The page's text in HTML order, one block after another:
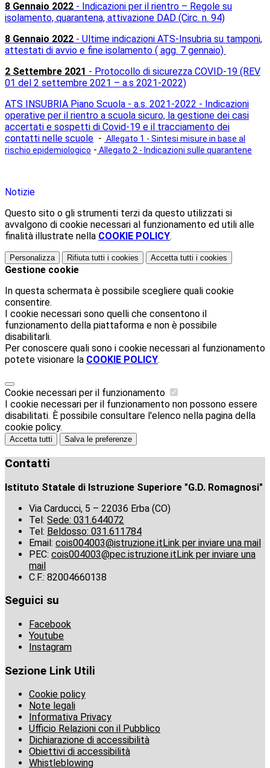
8 Gennaio 2022 - Indicazioni per il rientro – Regole su
isolamento, quarantena, attivazione DAD (Circ. n. 94)
8 Gennaio 2022 - Ultime indicazioni ATS-Insubria su tamponi,
attestati di avvio e fine isolamento ( agg. 7 gennaio)
2 Settembre 2021 - Protocollo di sicurezza COVID-19 (REV
01 del 2 settembre 2021 – a.s 2021-2022)
ATS INSUBRIA Piano Scuola - a.s. 2021-2022 - Indicazioni
operative per il rientro a scuola sicuro, la gestione dei casi
accertati e sospetti di Covid-19 e il tracciamento dei
contatti nelle scuole - Allegato 1 - Sintesi misure in base al
rischio epidemiologico - Allegato 2 - Indicazioni sulle quarantene
Notizie
Questo sito o gli strumenti terzi da questo utilizzati si
avvalgono di cookie necessari al funzionamento ed utili alle
finalità illustrate nella COOKIE POLICY.
Personalizza Rifiuta tutti i cookies Accetta tutti i cookies
Gestione cookie
In questa schermata è possibile scegliere quali cookie
consentire.
I cookie necessari sono quelli che consentono il
funzionamento della piattaforma e non è possibile
disabilitarli.
Per conoscere quali sono i cookie necessari al funzionamento
potete visionare la COOKIE POLICY.
Cookie necessari per il funzionamento
I cookie necessari per il funzionamento non possono essere
disabilitati. È possibile consultare l'elenco nella pagina della
cookie policy.
Accetta tutti Salva le preferenze
Contatti
Istituto Statale di Istruzione Superiore "G.D. Romagnosi"
Via Carducci, 5 – 22036 Erba (CO)
Tel: Sede: 031.644072
Tel: Beldosso: 031.611784
Email: cois004003@istruzione.itLink per inviare una mail
PEC: cois004003@pec.istruzione.itLink per inviare una
mail
C.F.: 82004660138
Seguici su
Facebook
Youtube
Instagram
Sezione Link Utili
Cookie policy
Note legali
Informativa Privacy
Ufficio Relazioni con il Pubblico
Dichiarazione di accessibilità
Obiettivi di accessibilità
Whistleblowing